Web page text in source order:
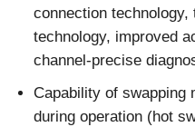
connection
technology, improved
channel-precise
Capability of swapping
during operation (hot